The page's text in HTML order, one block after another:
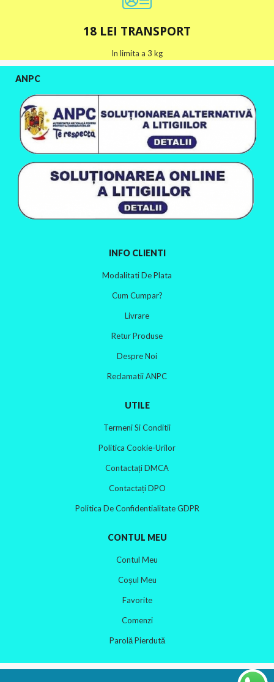
18 LEI TRANSPORT
In limita a 3 kg
ANPC
INFO CLIENTI
Modalitati De Plata
Cum Cumpar?
Livrare
Retur Produse
Despre Noi
Reclamatii ANPC
UTILE
Termeni Si Conditii
Politica Cookie-Urilor
Contactați DMCA
Contactați DPO
Politica De Confidentialitate GDPR
CONTUL MEU
Contul Meu
Coșul Meu
Favorite
Comenzi
Parolă Pierdută